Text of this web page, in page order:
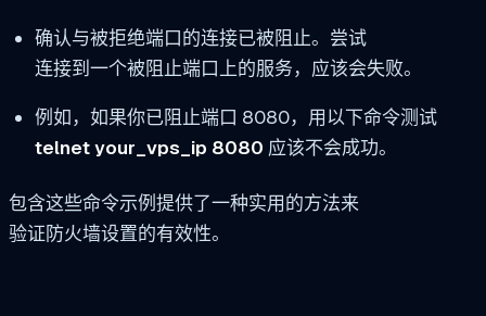
确认与被拒绝端口的连接已被阻止。尝试
连接到一个被阻止端口上的服务，应该会失败。
例如，如果你已阻止端口 8080，用以下命令测试
telnet your_vps_ip 8080 应该不会成功。
包含这些命令示例提供了一种实用的方法来
验证防火墙设置的有效性。